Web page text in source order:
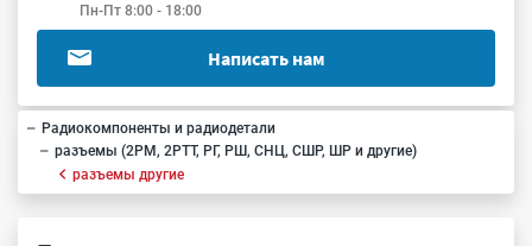
Пн-Пт 8:00 - 18:00
Написать нам
Радиокомпоненты и радиодетали
разъемы (2РМ, 2РТТ, РГ, РШ, СНЦ, СШР, ШР и другие)
разъемы другие